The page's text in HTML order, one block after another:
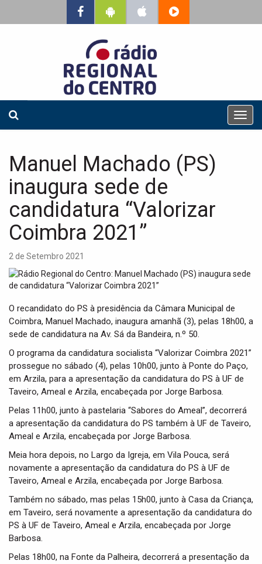
T
o
i
Manuel Machado (PS)
inaugura sede de
candidatura “Valorizar
Coimbra 2021”
2 de Setembro 2021
O recandidato do PS à presidência da Câmara Municipal de
Coimbra, Manuel Machado, inaugura amanhã (3), pelas 18h00, a
sede de candidatura na Av. Sá da Bandeira, n.º 50.
O programa da candidatura socialista “Valorizar Coimbra 2021”
prossegue no sábado (4), pelas 10h00, junto à Ponte do Paço,
em Arzila, para a apresentação da candidatura do PS à UF de
Taveiro, Ameal e Arzila, encabeçada por Jorge Barbosa.
Pelas 11h00, junto à pastelaria “Sabores do Ameal”, decorrerá
a apresentação da candidatura do PS também à UF de Taveiro,
Ameal e Arzila, encabeçada por Jorge Barbosa.
Meia hora depois, no Largo da Igreja, em Vila Pouca, será
novamente a apresentação da candidatura do PS à UF de
Taveiro, Ameal e Arzila, encabeçada por Jorge Barbosa.
Também no sábado, mas pelas 15h00, junto à Casa da Criança,
em Taveiro, será novamente a apresentação da candidatura do
PS à UF de Taveiro, Ameal e Arzila, encabeçada por Jorge
Barbosa.
Pelas 18h00, na Fonte da Palheira, decorrerá a presentação da